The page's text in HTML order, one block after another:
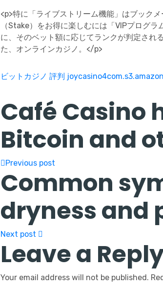
<p>特に「ライブストリーム機能」はブック
（Stake）をお得に楽しむには「VIPプログ
に、そのベット額に応じてランクが判定され
た、オンラインカジノ。</p>
ビットカジノ 評判
Café Casino
Bitcoin and
Previous post
Common
dryness and
Next post
Leave a
Your email address will not be published.